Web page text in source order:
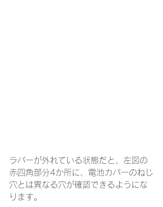
ラバーが外れている状態だと、左図の
赤四角部分4か所に、電池カバーのねじ
穴とは異なる穴が確認できるようにな
ります。